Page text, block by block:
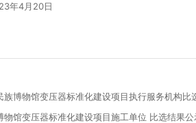
年4月20日
族博物馆变压器标准化建设项目执行服务机构比
物馆变压器标准化建设项目施工单位 比选结果公